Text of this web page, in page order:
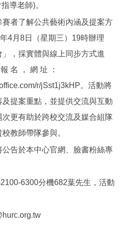
導老師)。
賽者了解公共藝術內涵及提案方
4月8日（星期三）19時辦理
」，採實體與線上同步方式進
名 ， 網 址 ：
r/jSst1j3kHP。活動將
提案重點，並提供交流與互動
次更有助於跨校交流及媒合組隊
教師帶隊參與。
公告於本中心官網、臉書粉絲專
6300分機682葉先生，活動